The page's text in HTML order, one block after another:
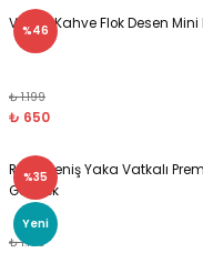
%46
Velora Kahve Flok Desen Mini
₺ 1.199
₺ 650
%35
Yeni
Retro Geniş Yaka Vatkalı
Gömlek
₺ 1.199